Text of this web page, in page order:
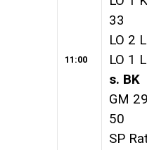
11:00
33
LO 2
LO 1
s. BK
GM
50
SP